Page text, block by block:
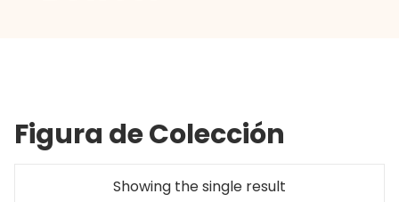
Figura de Colección
Showing the single result